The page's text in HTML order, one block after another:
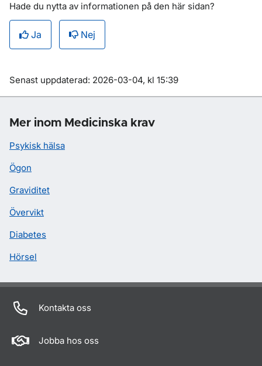
Hade du nytta av informationen på den här sidan?
Ja Nej
Om sidan
Senast uppdaterad: 2026-03-04, kl 15:39
Mer inom Medicinska krav
Psykisk hälsa
Ögon
Graviditet
Övervikt
Diabetes
Hörsel
Kontakta oss
Jobba hos oss